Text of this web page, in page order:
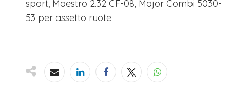
sport, Maestro 2.32 CF-08, Major Combi 5030-
53 per assetto ruote